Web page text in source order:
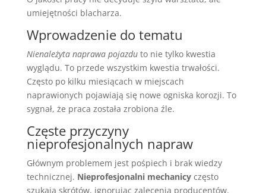
umiejętności blacharza.
Wprowadzenie do tematu
Nienależyta naprawa pojazduto nie tylko kwestia
wyglądu. To przede wszystkim kwestia trwałości.
Często po kilku miesiącach w miejscach
naprawionych pojawiają się nowe ogniska korozji. To
sygnał, że praca została zrobiona źle.
Częste przyczyny
nieprofesjonalnych napraw
Głównym problemem jest pośpiech i brak wiedzy
technicznej. Nieprofesjonalni mechanicyczęsto
szukają skrótów, ignorując zalecenia producentów.